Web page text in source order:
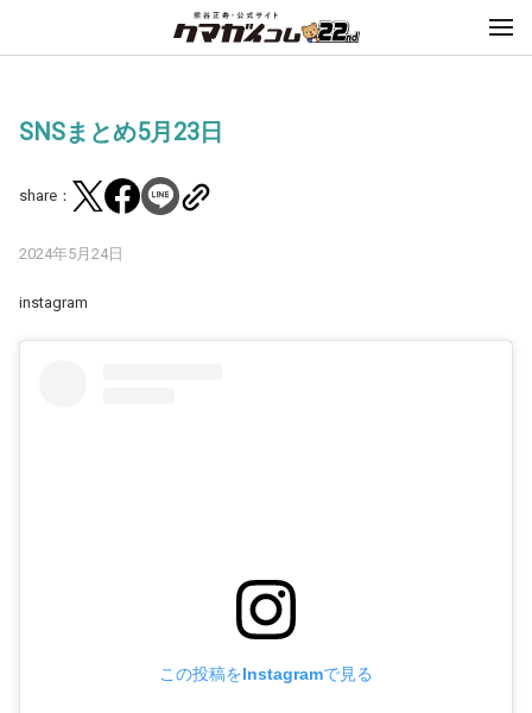
SNSまとめ5月23日
share：
2024年5月24日
instagram
この投稿をInstagramで見る